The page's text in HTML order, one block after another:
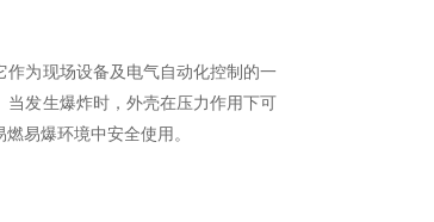
为现场设备及电气自动化控制的一
发生爆炸时，外壳在压力作用下可
易爆环境中安全使用。